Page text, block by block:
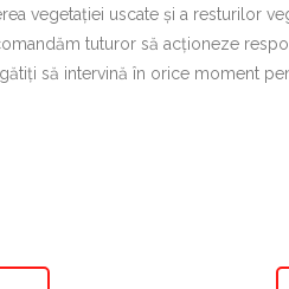
vegetației uscate și a resturilor
tuturor să acționeze
să intervină în orice moment